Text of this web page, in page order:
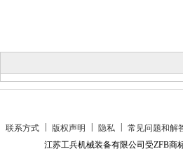
联系方式 版权声明 隐私 常见问题和解
江苏工兵机械装备有限公司受ZFB商